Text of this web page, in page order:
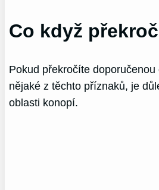
Co když
Pokud překročíte
nějaké z těchto příznaků, je
oblasti konopí.